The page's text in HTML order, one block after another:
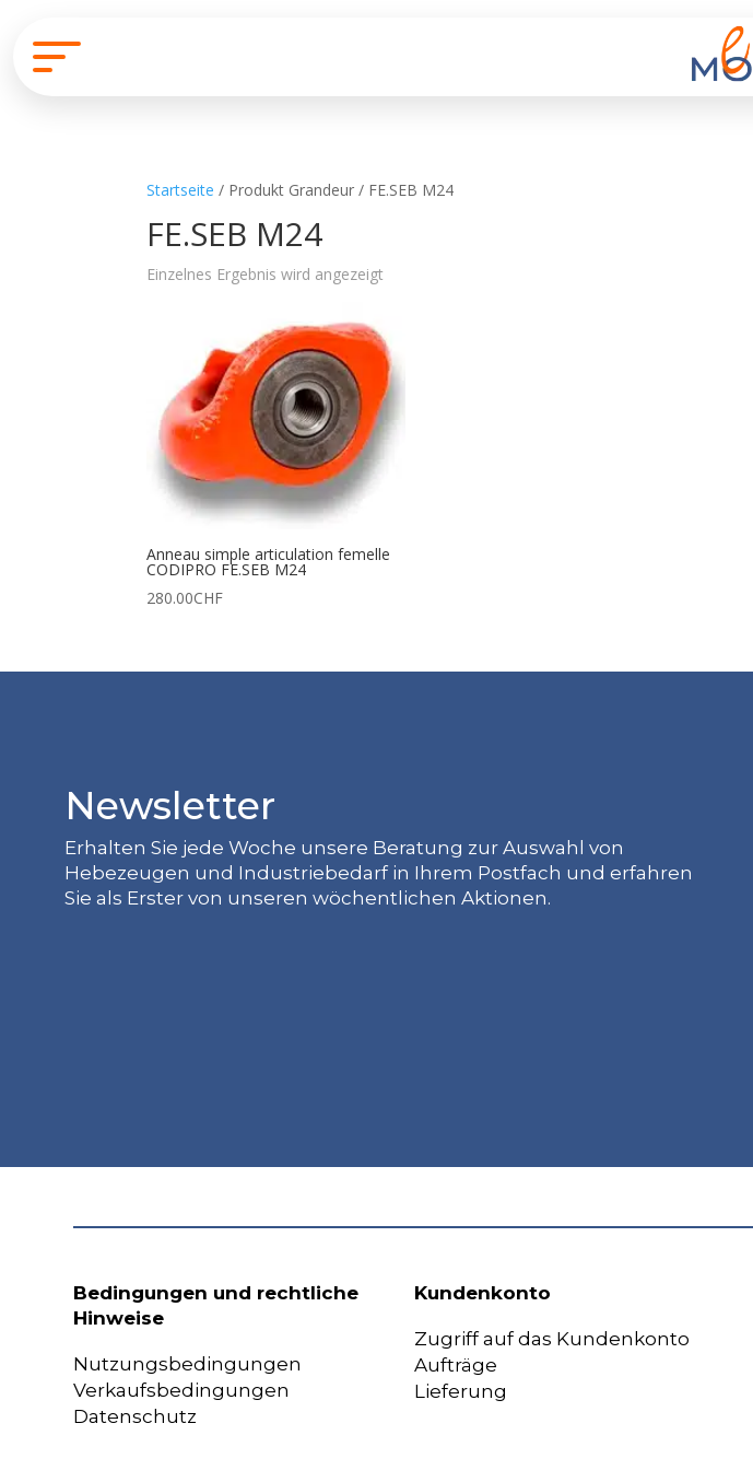
Startseite / Produkt Grandeur / FE.SEB M24
FE.SEB M24
Einzelnes Ergebnis wird angezeigt
Anneau simple articulation femelle
CODIPRO FE.SEB M24
280.00CHF
Newsletter
Erhalten Sie jede Woche unsere Beratung zur Auswahl von
Hebezeugen und Industriebedarf in Ihrem Postfach und erfahren
Sie als Erster von unseren wöchentlichen Aktionen.
Bedingungen und rechtliche
Hinweise
Nutzungsbedingungen
Verkaufsbedingungen
Datenschutz
Kundenkonto
Zugriff auf das Kundenkonto
Aufträge
Lieferung